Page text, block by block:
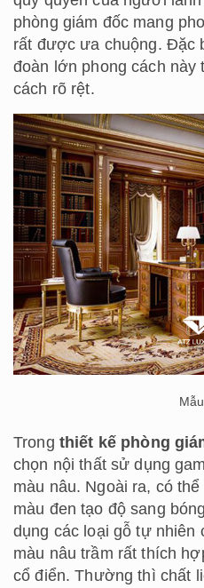
phòng giám đốc mang
rất được ưa chuộng. Đặc
đoàn lớn phong cách này
cách rõ rệt.
Trong thiết kế phòng
chọn nội thất sử dụng
màu nâu. Ngoài ra, có
màu đen tạo độ sang
dụng các loại gỗ tự nhiên
màu nâu trầm rất thích
cổ điển. Thường thì chất